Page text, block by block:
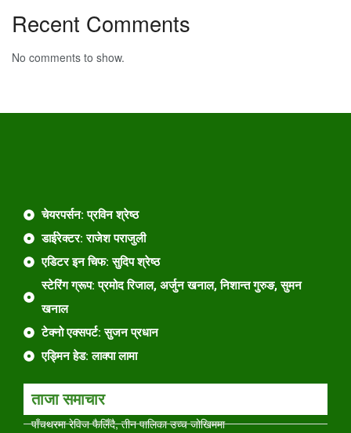
Recent Comments
No comments to show.
चेयरपर्सन: प्रविन श्रेष्ठ
डाईरेक्टर: राजेश पराजुली
एडिटर इन चिफ: सुदिप श्रेष्ठ
स्टेरिंग ग्रूप: प्रमोद रिजाल, अर्जुन खनाल, निशान्त गुरुङ, सुमन
खनाल
टेक्नो एक्सपर्ट: सुजन प्रधान
एड्मिन हेड: लाक्पा लामा
ताजा समाचार
पाँचथरमा रेविज फैलिँदै, तीन पालिका उच्च जोखिममा